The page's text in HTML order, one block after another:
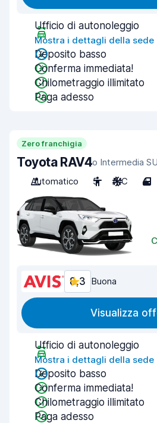
Ufficio di autonoleggio
Mostra i dettagli della sede
Deposito basso
Conferma immediata!
Chilometraggio illimitato
Paga adesso
Zero franchigia
Toyota RAV4o Intermedia
Automatico
5 A/C 4
8,3 Buona
Visualizza
Ufficio di autonoleggio
Mostra i dettagli della sede
Deposito basso
Conferma immediata!
Chilometraggio illimitato
Paga adesso